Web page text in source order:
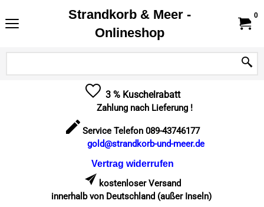
Strandkorb & Meer -
Onlineshop
0
3 % Kuschelrabatt
Zahlung nach Lieferung !
Service Telefon 089-43746177
gold@strandkorb-und-meer.de
Vertrag widerrufen
kostenloser Versand
innerhalb von Deutschland (außer Inseln)